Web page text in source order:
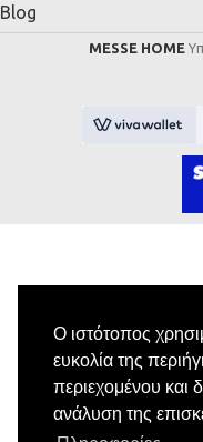
Ο ιστότοπος
ευκολία της
περιεχομένου και
ανάλυση της
Blog
MESSE HOME
Κάνε εγγραφή
λαμβάνεις